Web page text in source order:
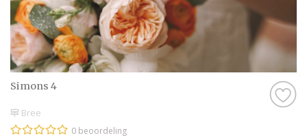
Simons 4
Bree
0 beoordeling